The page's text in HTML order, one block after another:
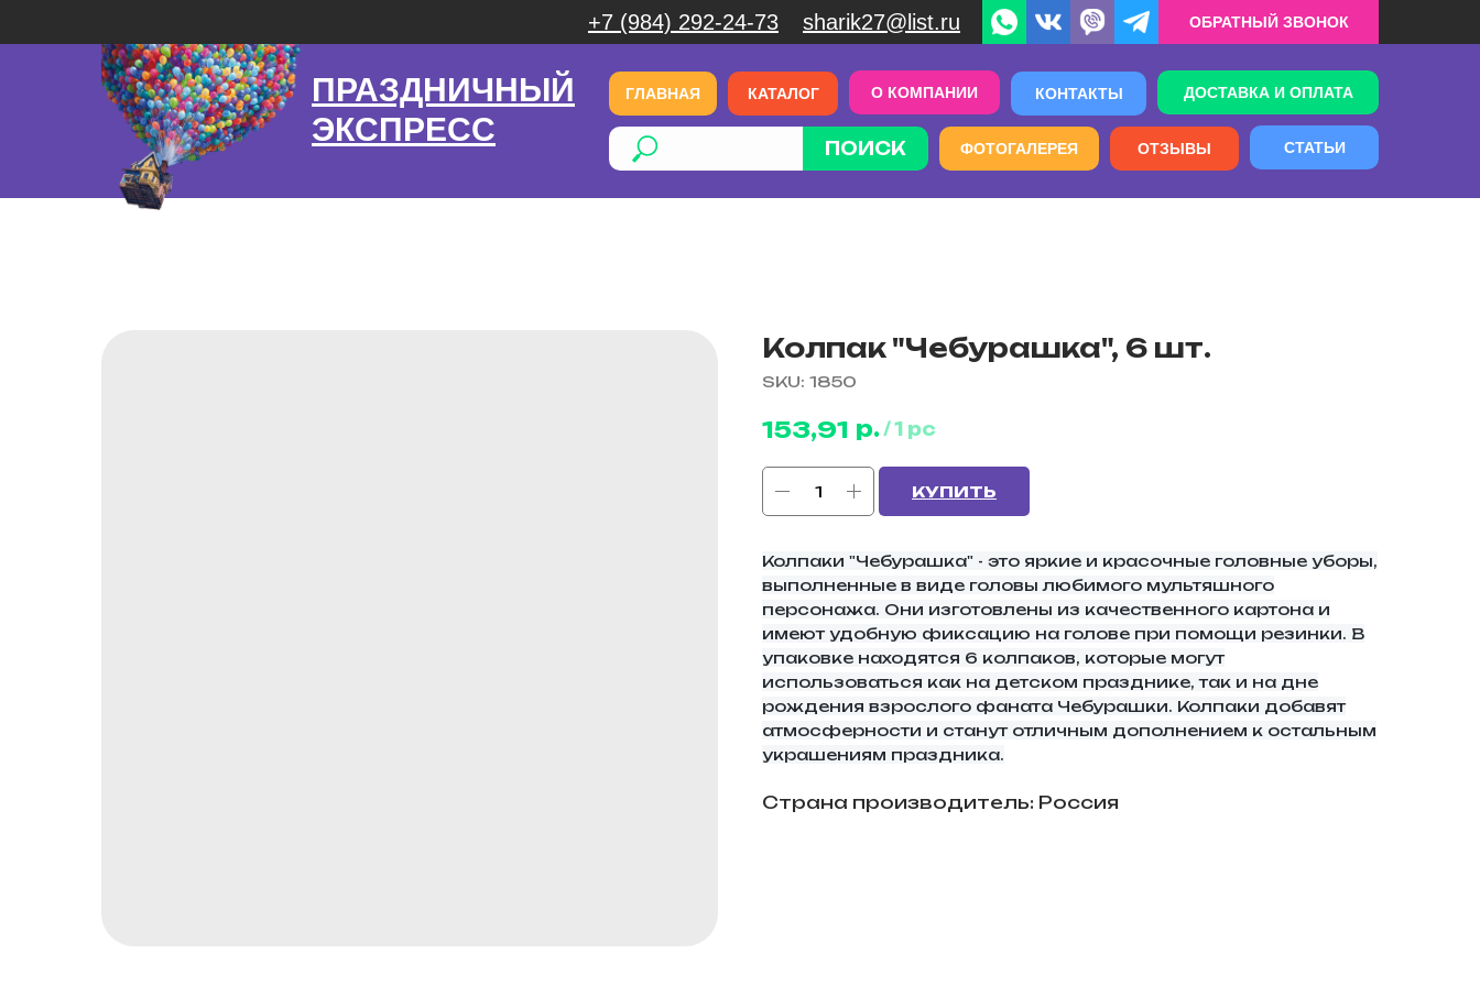
+7 (984) 292-24-73 sharik27@list.ru ОБРАТНЫЙ ЗВОНОК
ПРАЗДНИЧНЫЙ
ЭКСПРЕСС
ГЛАВНАЯ КАТАЛОГ О КОМПАНИИ КОНТАКТЫ ДОСТАВКА И ОПЛАТА
ОТЗЫВЫ СТАТЬИ
ФОТОГАЛЕРЕЯ
ПОИСК
Колпак "Чебурашка", 6 шт.
SKU: 1850
153,91 р./1 pc
КУПИТЬ
Колпаки "Чебурашка" - это яркие и красочные головные уборы,
выполненные в виде головы любимого мультяшного
персонажа. Они изготовлены из качественного картона и
имеют удобную фиксацию на голове при помощи резинки. В
упаковке находятся 6 колпаков, которые могут
использоваться как на детском празднике, так и на дне
рождения взрослого фаната Чебурашки. Колпаки добавят
атмосферности и станут отличным дополнением к остальным
украшениям праздника.
Страна производитель: Россия